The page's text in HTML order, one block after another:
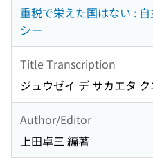
重税で栄えた国はない :
シー
Title Transcription
ジュウゼイ デ サカエタ
Author/Editor
上田卓三 編著